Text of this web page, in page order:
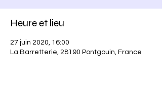
Heure et lieu
27 juin 2020, 16:00
La Barretterie, 28190 Pontgouin, France